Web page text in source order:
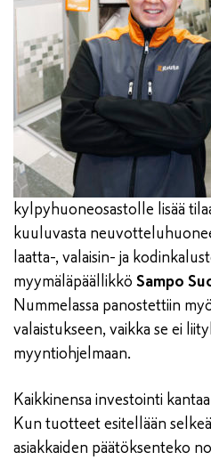
kylpyhuoneosastolle lisää
kuuluvasta
laatta-, valaisin- ja
myymäläpäällikkö Sampo
Nummelassa panostettiin
valaistukseen, vaikka se ei
myyntiohjelmaan.
Kaikkinensa investointi
Kun tuotteet esitellään
asiakkaiden päätöksenteko